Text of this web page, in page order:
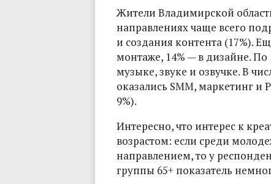
Жители Владимирской
направлениях чаще всего
и создания контента (17%).
монтаже, 14% — в дизайне.
музыке, звуке и озвучке. В
оказались SMM, маркетинг и
9%).
Интересно, что интерес к
возрастом: если среди
направлением, то у
группы 65+ показатель